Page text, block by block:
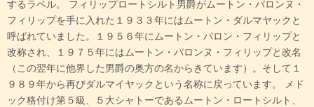
するラベル。 フィリップロートシルト男爵がムートン・バロンヌ・
フィリップを手に入れた１９３３年にはムートン・ダルマヤックと
呼ばれていました。１９５６年にムートン・バロン・フィリップと
改称され、１９７５年にはムートン・バロンヌ・フィリップと改名
（この翌年に他界した男爵の奥方の名からきています）。そして１
９８９年から再びダルマイヤックという名称に戻っています。 メド
ック格付け第５級、５大シャトーであるムートン・ロートシルト、